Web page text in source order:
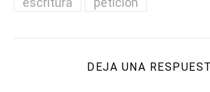
DEJA UNA